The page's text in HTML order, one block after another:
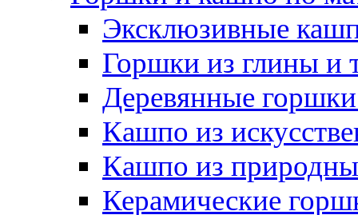
Эксклюзивные
Горшки из глины и
Деревянные
Кашпо из
Кашпо из
Керамические